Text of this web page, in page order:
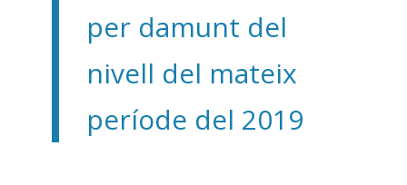
per damunt del
nivell del mateix
període del 2019